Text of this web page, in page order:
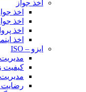
اخذ جواز
اخذ
اخذ
اخذ
اخذ
ایزو – ISO
مدیریت
کیفیت
مدیریت
رضایت